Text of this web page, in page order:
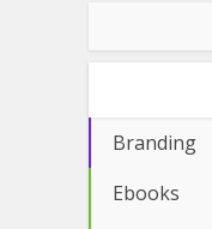
Branding
Ebooks